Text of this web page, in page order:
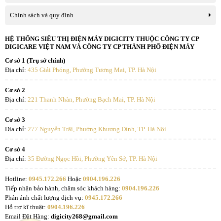
chỉnh rộng từ 10 – 35°C, Máy sưởi gốm 2200W Nagakawa
ấm dịu nhẹ đến hơi nóng lan tỏa.
Ba chế độ làm việc Gió – Ấm – Nóng được tích hợp thông minh,
giúp bạn tận hưởng sự thoải mái trong mọi tình huống: khi cần
thoáng mát, khi muốn sưởi ấm nhẹ nhàng hay khi cần làm nóng
dễ chịu tối đa cho cả gia đình.
Chính sách và quy định
HỆ THỐNG SIÊU THỊ ĐIỆN MÁY DIGICITY THUỘC CÔNG TY CP
DIGICARE VIỆT NAM VÀ CÔNG TY CP THÀNH PHỐ ĐIỆN MÁY
Cơ sở 1 (Trụ sở chính)
Địa chỉ: 435 Giải Phóng, Phường Tương Mai, TP. Hà Nội
Cơ sở 2
Địa chỉ: 221 Thanh Nhàn, Phường Bạch Mai, TP. Hà Nội
Cơ sở 3
Địa chỉ: 277 Nguyễn Trãi, Phường Khương Đình, TP. Hà Nội
Cơ sở 4
Địa chỉ: 35 Đường Ngọc Hồi, Phường Yên Sở, TP. Hà Nội
Hotline: 0945.172.266 Hoặc 0904.196.226
Tiếp nhận bảo hành, chăm sóc khách hàng: 0904.196.226
Phản ánh chất lượng dịch vụ: 0945.172.266
Hỗ trợ kĩ thuật: 0904.196.226
Email Đặt Hàng: digicity268@gmail.com